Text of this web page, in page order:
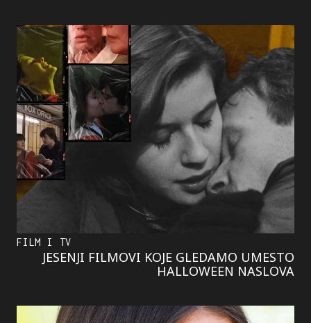
FILM I TV
JESENJI FILMOVI KOJE GLEDAMO UMESTO
HALLOWEEN NASLOVA